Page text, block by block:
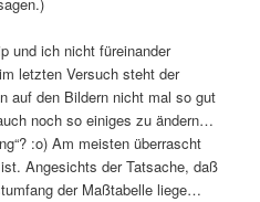
und ich nicht füreinander
letzten Versuch steht der
auf den Bildern nicht mal so gut
noch so einiges zu ändern…
:o) Am meisten überrascht
Angesichts der Tatsache, daß
der Maßtabelle liege…